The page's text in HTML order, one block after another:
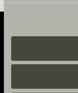
zustehen.
eigene Zwecke
zusammenführen.
einzelne Cookies/